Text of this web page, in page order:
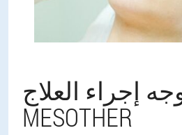
إجراء العلاج
MESOTHER